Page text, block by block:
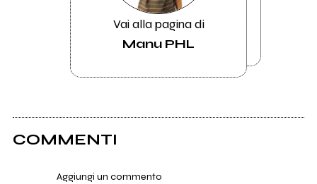
Vai alla pagina di
Manu PHL
COMMENTI
Aggiungi un commento